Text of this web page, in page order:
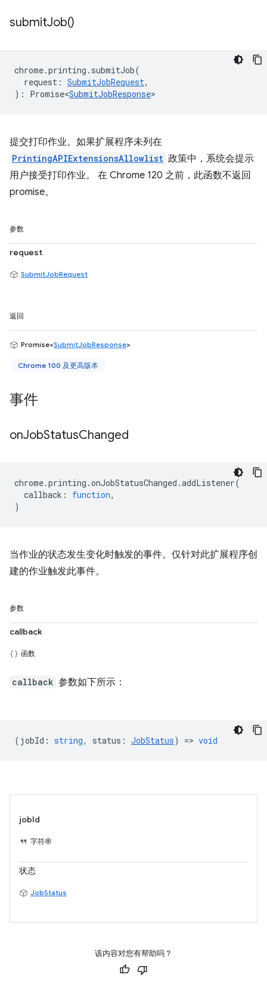
submitJob()
chrome.printing . submitJob(
request : SubmitJobRequest,
) : Promise<SubmitJobResponse>
提交打印作业。如果扩展程序未列在
PrintingAPIExtensionsAllowlist 政策中，系统会提示
用户接受打印作业。 在 Chrome 120 之前，此函数不返回
promise。
参数
request
SubmitJobRequest
返回
Promise<SubmitJobResponse>
Chrome 100 及更高版本
事件
onJobStatusChanged
chrome.printing .onJobStatusChanged .addListener(
callback : function,
)
当作业的状态发生变化时触发的事件。仅针对此扩展程序创
建的作业触发此事件。
参数
callback
函数
callback 参数如下所示：
( jobId : string, status : JobStatus) => void
jobId
字符串
状态
JobStatus
该内容对您有帮助吗？